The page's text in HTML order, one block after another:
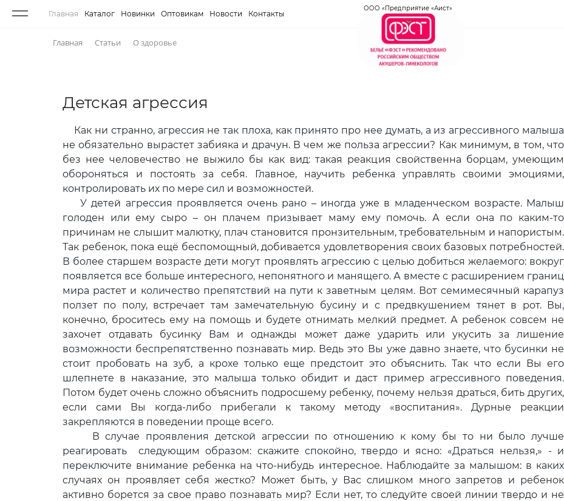
Главная Каталог Новинки Оптовикам Новости Контакты
ООО «Предприятие «Аист»
Главная Статьи О здоровье
Детская агрессия
Как ни странно, агрессия не так плоха, как принято про нее думать, а из агрессивного малыша
не обязательно вырастет забияка и драчун. В чем же польза агрессии? Как минимум, в том, что
без нее человечество не выжило бы как вид: такая реакция свойственна борцам, умеющим
обороняться и постоять за себя. Главное, научить ребенка управлять своими эмоциями,
контролировать их по мере сил и возможностей.
У детей агрессия проявляется очень рано – иногда уже в младенческом возрасте. Малыш
голоден или ему сыро – он плачем призывает маму ему помочь. А если она по каким-то
причинам не слышит малютку, плач становится пронзительным, требовательным и напористым.
Так ребенок, пока ещё беспомощный, добивается удовлетворения своих базовых потребностей.
В более старшем возрасте дети могут проявлять агрессию с целью добиться желаемого: вокруг
появляется все больше интересного, непонятного и манящего. А вместе с расширением границ
мира растет и количество препятствий на пути к заветным целям. Вот семимесячный карапуз
ползет по полу, встречает там замечательную бусину и с предвкушением тянет в рот. Вы,
конечно, броситесь ему на помощь и будете отнимать мелкий предмет. А ребенок совсем не
захочет отдавать бусинку Вам и однажды может даже ударить или укусить за лишение
возможности беспрепятственно познавать мир. Ведь это Вы уже давно знаете, что бусинки не
стоит пробовать на зуб, а крохе только еще предстоит это объяснить. Так что если Вы его
шлепнете в наказание, это малыша только обидит и даст пример агрессивного поведения.
Потом будет очень сложно объяснить подросшему ребенку, почему нельзя драться, бить других,
если сами Вы когда-либо прибегали к такому методу «воспитания». Дурные реакции
закрепляются в поведении проще всего.
В случае проявления детской агрессии по отношению к кому бы то ни было лучше
реагировать следующим образом: скажите спокойно, твердо и ясно: «Драться нельзя,» - и
переключите внимание ребенка на что-нибудь интересное. Наблюдайте за малышом: в каких
случаях он проявляет себя жестко? Может быть, у Вас слишком много запретов и ребенок
активно борется за свое право познавать мир? Если нет, то следуйте своей линии твердо и не